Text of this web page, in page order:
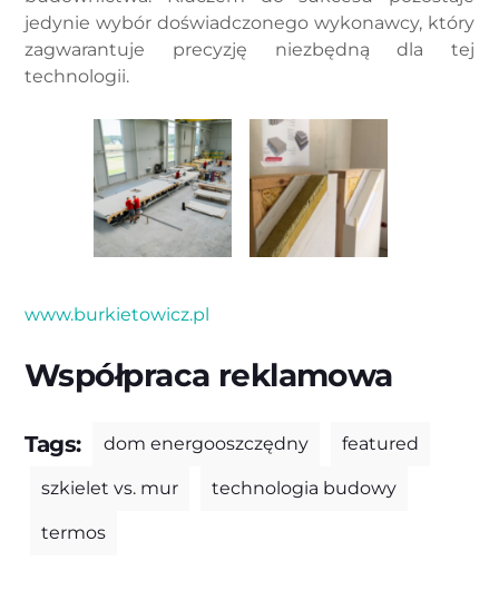
jedynie wybór doświadczonego wykonawcy, który
zagwarantuje precyzję niezbędną dla tej
technologii.
www.burkietowicz.pl
Współpraca reklamowa
Tags: dom energooszczędny featured
szkielet vs. mur technologia budowy
termos